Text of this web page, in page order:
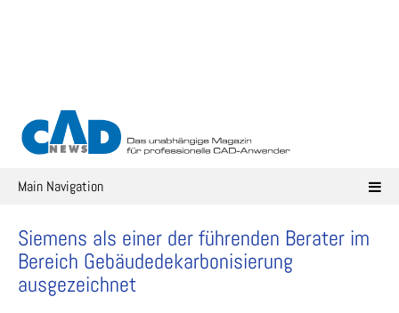
Main Navigation
Siemens als einer der führenden Berater im
Bereich Gebäudedekarbonisierung
ausgezeichnet